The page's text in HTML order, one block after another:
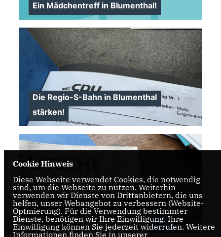
Ein Mädchentreff in Blumenthal!
Die Regio-S-Bahn in Blumenthal
stärken!
Jahreshauptversammlung der CDU
Blumenthal
Cookie Hinweis
Diese Webseite verwendet Cookies, die notwendig
sind, um die Webseite zu nutzen. Weiterhin
verwenden wir Dienste von Drittanbietern, die uns
helfen, unser Webangebot zu verbessern (Website-
Optmierung). Für die Verwendung bestimmter
Dienste, benötigen wir Ihre Einwilligung. Ihre
Einwilligung können Sie jederzeit widerrufen. Weitere
Informationen finden Sie in unserer